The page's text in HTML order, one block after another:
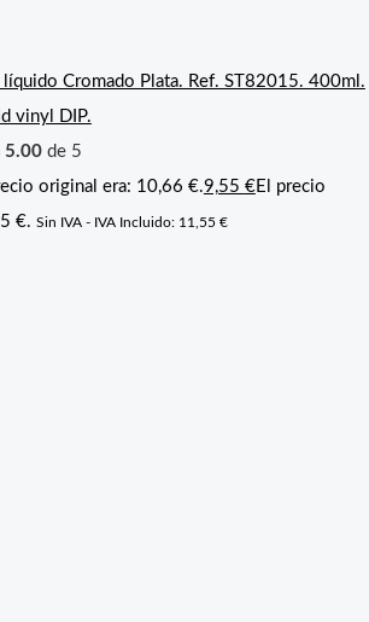
líquido Cromado Plata. Ref. ST82015. 400ml.
vinyl DIP.
5.00de 5
original era: 10,66 €.9,55 €El precio
€. Sin IVA - IVA Incluido: 11,55 €